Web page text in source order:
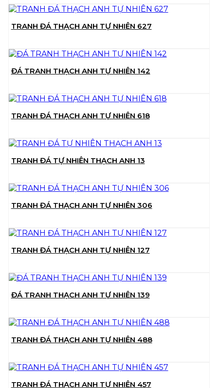
TRANH ĐÁ THẠCH ANH TỰ NHIÊN 627
ĐÁ TRANH THẠCH ANH TỰ NHIÊN 142
TRANH ĐÁ THẠCH ANH TỰ NHIÊN 618
TRANH ĐÁ TỰ NHIÊN THẠCH ANH 13
TRANH ĐÁ THẠCH ANH TỰ NHIÊN 306
TRANH ĐÁ THẠCH ANH TỰ NHIÊN 127
ĐÁ TRANH THẠCH ANH TỰ NHIÊN 139
TRANH ĐÁ THẠCH ANH TỰ NHIÊN 488
TRANH ĐÁ THẠCH ANH TỰ NHIÊN 457